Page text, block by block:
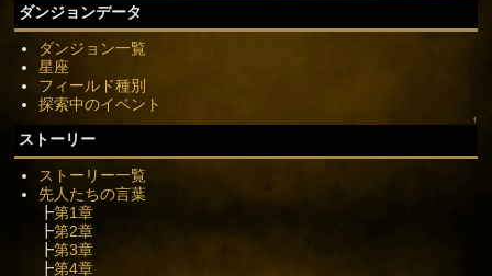
ダンジョンデータ
ダンジョン一覧
星座
フィールド種別
探索中のイベント
↑
ストーリー
ストーリー一覧
先人たちの言葉
┣第1章
┣第2章
┣第3章
┣第4章